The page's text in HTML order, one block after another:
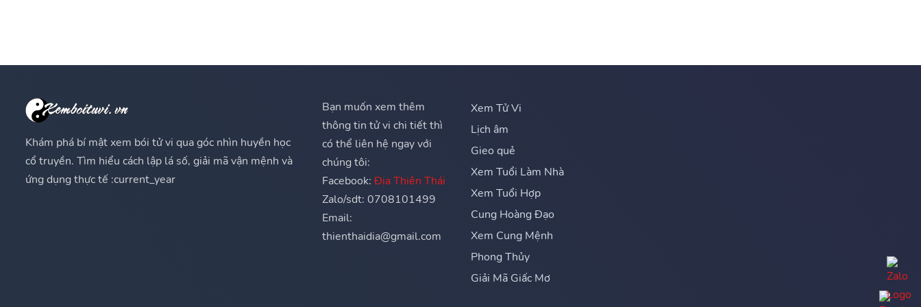
Khám phá bí mật xem bói tử vi qua góc nhìn huyền học
cổ truyền. Tìm hiểu cách lập lá số, giải mã vận mệnh và
ứng dụng thực tế :current_year
Bạn muốn xem thêm
thông tin tử vi chi tiết thì
có thể liên hệ ngay với
chúng tôi:
Facebook:Địa Thiên Thái
Zalo/sdt: 0708101499
Email:
thienthaidia@gmail.com
Xem Tử Vi
Lịch âm
Gieo quẻ
Xem Tuổi Làm Nhà
Xem Tuổi Hợp
Cung Hoàng Đạo
Xem Cung Mệnh
Phong Thủy
Giải Mã Giấc Mơ